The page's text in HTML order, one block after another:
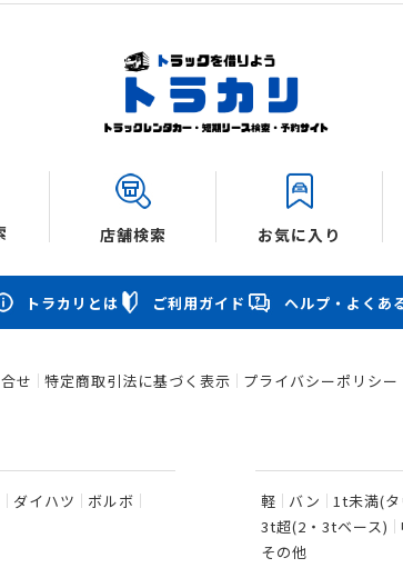
店舗検索 お気に入り
トラカリとは ご利用ガイド ヘルプ・よくあ
せ 特定商取引法に基づく表示 プライバシーポリシー
ダイハツ
ボルボ
軽 バン 1t未満(
3t超(2・3tベース)
その他